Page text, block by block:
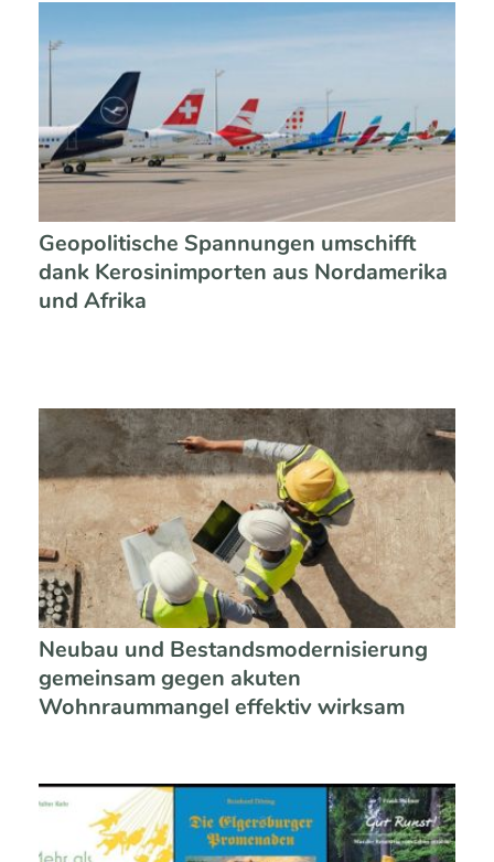
Geopolitische Spannungen umschifft
dank Kerosinimporten aus Nordamerika
und Afrika
Neubau und Bestandsmodernisierung
gemeinsam gegen akuten
Wohnraummangel effektiv wirksam